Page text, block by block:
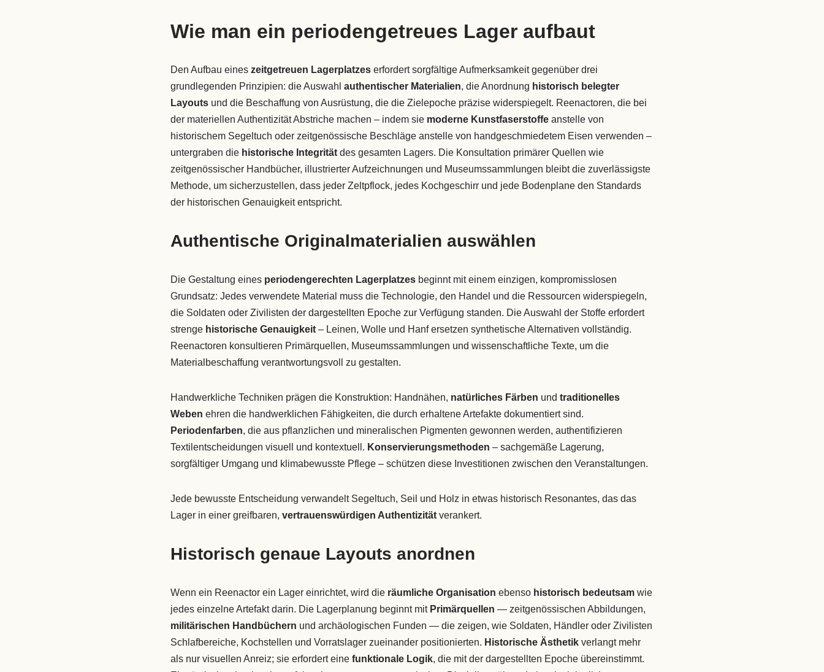
Wie man ein periodengetreues Lager aufbaut
Den Aufbau eines zeitgetreuen Lagerplatzeserfordert sorgfältige Aufmerksamkeit gegenüber drei
grundlegenden Prinzipien: die Auswahl authentischer Materialien, die Anordnung historisch belegter
Layoutsund die Beschaffung von Ausrüstung, die die Zielepoche präzise widerspiegelt. Reenactoren, die bei
der materiellen Authentizität Abstriche machen – indem sie moderne Kunstfaserstoffeanstelle von
historischem Segeltuch oder zeitgenössische Beschläge anstelle von handgeschmiedetem Eisen verwenden –
untergraben die historische Integritätdes gesamten Lagers. Die Konsultation primärer Quellen wie
zeitgenössischer Handbücher, illustrierter Aufzeichnungen und Museumssammlungen bleibt die zuverlässigste
Methode, um sicherzustellen, dass jeder Zeltpflock, jedes Kochgeschirr und jede Bodenplane den Standards
der historischen Genauigkeit entspricht.
Authentische Originalmaterialien auswählen
Die Gestaltung eines periodengerechten Lagerplatzesbeginnt mit einem einzigen, kompromisslosen
Grundsatz: Jedes verwendete Material muss die Technologie, den Handel und die Ressourcen widerspiegeln,
die Soldaten oder Zivilisten der dargestellten Epoche zur Verfügung standen. Die Auswahl der Stoffe erfordert
strenge historische Genauigkeit– Leinen, Wolle und Hanf ersetzen synthetische Alternativen vollständig.
Reenactoren konsultieren Primärquellen, Museumssammlungen und wissenschaftliche Texte, um die
Materialbeschaffung verantwortungsvoll zu gestalten.
Handwerkliche Techniken prägen die Konstruktion: Handnähen, natürliches Färben und traditionelles
Weben ehren die handwerklichen Fähigkeiten, die durch erhaltene Artefakte dokumentiert sind.
Periodenfarben, die aus pflanzlichen und mineralischen Pigmenten gewonnen werden, authentifizieren
Textilentscheidungen visuell und kontextuell. Konservierungsmethoden – sachgemäße Lagerung,
sorgfältiger Umgang und klimabewusste Pflege – schützen diese Investitionen zwischen den Veranstaltungen.
Jede bewusste Entscheidung verwandelt Segeltuch, Seil und Holz in etwas historisch Resonantes, das das
Lager in einer greifbaren, vertrauenswürdigen Authentizitätverankert.
Historisch genaue Layouts anordnen
Wenn ein Reenactor ein Lager einrichtet, wird die räumliche Organisation ebenso historisch bedeutsamwie
jedes einzelne Artefakt darin. Die Lagerplanung beginnt mit Primärquellen — zeitgenössischen Abbildungen,
militärischen Handbüchern und archäologischen Funden — die zeigen, wie Soldaten, Händler oder Zivilisten
Schlafbereiche, Kochstellen und Vorratslager zueinander positionierten. Historische Ästhetikverlangt mehr
als nur visuellen Anreiz; sie erfordert eine funktionale Logik, die mit der dargestellten Epoche übereinstimmt.